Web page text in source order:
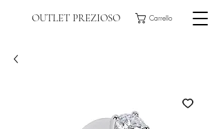
OUTLET PREZIOSO Carrello